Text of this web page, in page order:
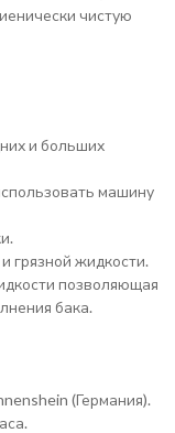
чистую
и больших
машину
грязной жидкости.
позволяющая
бака.
(Германия).